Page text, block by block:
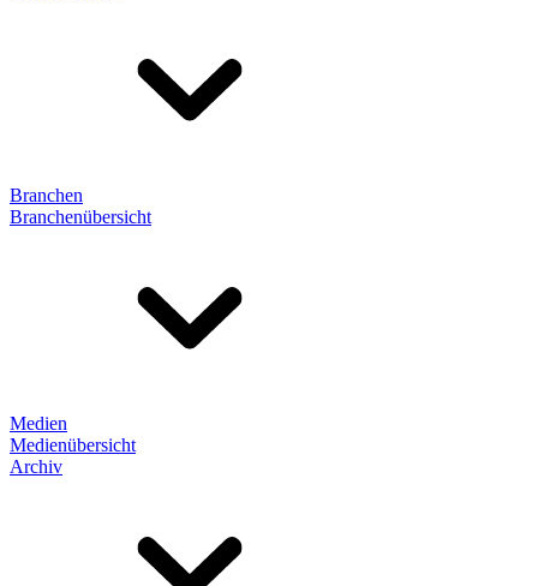
Branchen
Branchenübersicht
Medien
Medienübersicht
Archiv